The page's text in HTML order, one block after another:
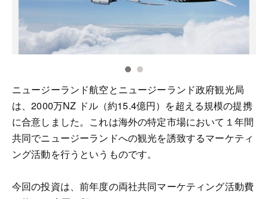
ニュージーランド航空とニュージーランド政府観光局
は、2000万NZ ドル（約15.4億円）を超える規模の提携
に合意しました。これは海外の特定市場において１年間
共同でニュージーランドへの観光を誘致するマーケティ
ング活動を行うというものです。
今回の投資は、前年度の両社共同マーケティング活動費